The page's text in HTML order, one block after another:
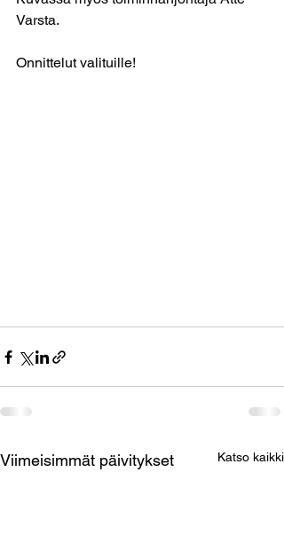
Varsta.
Onnittelut valituille!
Viimeisimmät päivitykset Katso kaikki